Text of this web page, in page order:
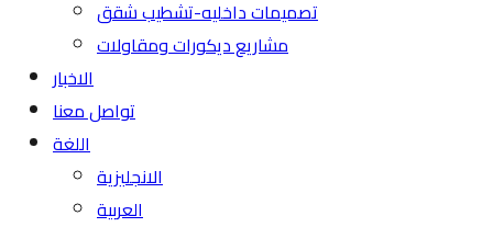
تصميمات داخليه-تشطيب شقق
مشاريع ديكورات ومقاولات
الاخبار
تواصل معنا
اللغة
الانجليزية
العربية